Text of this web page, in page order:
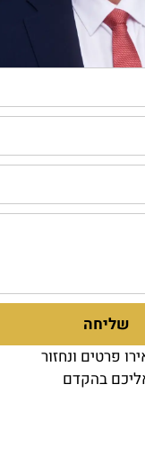
שליחה
פרטים ונחזור
בהקדם